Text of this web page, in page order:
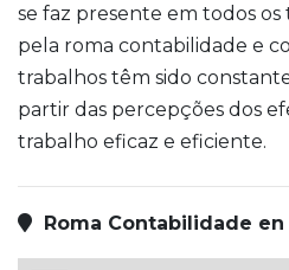
se faz presente em todos os
pela roma contabilidade e
trabalhos têm sido
partir das percepções dos
trabalho eficaz e eficiente.
Roma Contabilidade